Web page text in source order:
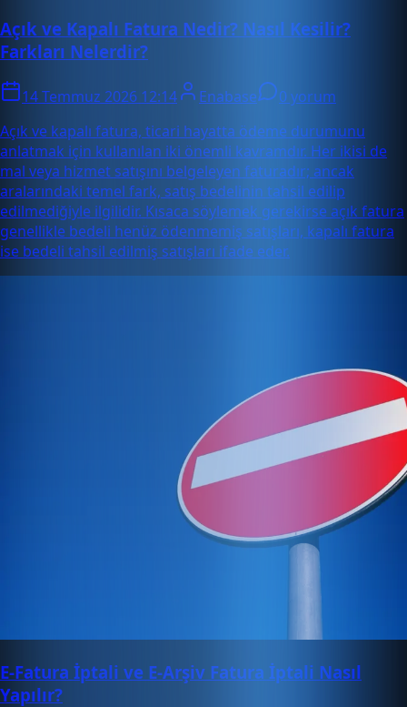
Açık ve Kapalı Fatura Nedir? Nasıl Kesilir?
Farkları Nelerdir?
14 Temmuz 2026 12:14 Enabase
0 yorum
Açık ve kapalı fatura, ticari hayatta ödeme durumunu
anlatmak için kullanılan iki önemli kavramdır. Her ikisi de
mal veya hizmet satışını belgeleyen faturadır; ancak
aralarındaki temel fark, satış bedelinin tahsil edilip
edilmediğiyle ilgilidir. Kısaca söylemek gerekirse açık fatura
genellikle bedeli henüz ödenmemiş satışları, kapalı fatura
ise bedeli tahsil edilmiş satışları ifade eder.
E-Fatura İptali ve E-Arşiv Fatura İptali Nasıl
Yapılır?